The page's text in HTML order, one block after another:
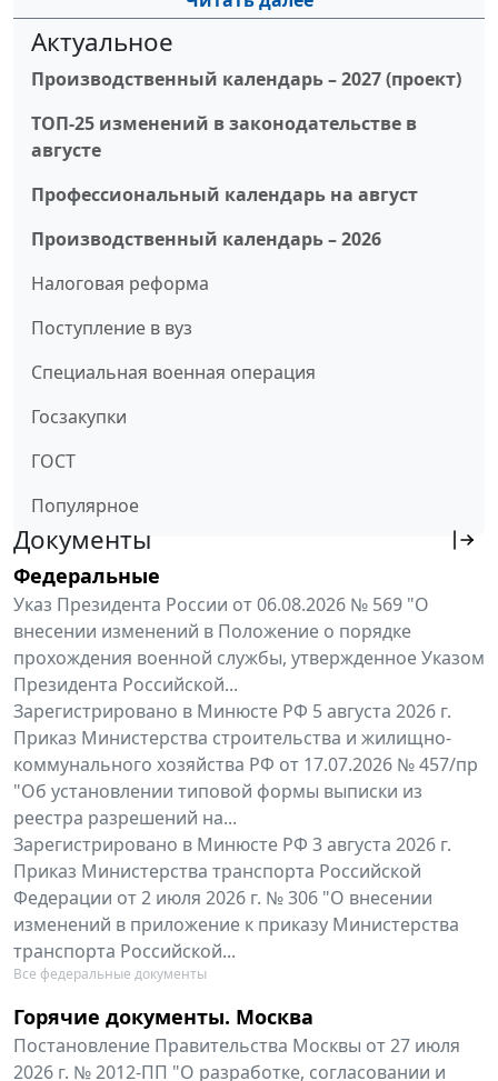
Актуальное
Производственный календарь – 2027 (проект)
ТОП-25 изменений в законодательстве в
августе
Профессиональный календарь на август
Производственный календарь – 2026
Налоговая реформа
Поступление в вуз
Специальная военная операция
Госзакупки
ГОСТ
Популярное
Документы
Федеральные
Указ Президента России от 06.08.2026 № 569 "О
внесении изменений в Положение о порядке
прохождения военной службы, утвержденное Указом
Президента Российской...
Зарегистрировано в Минюсте РФ 5 августа 2026 г.
Приказ Министерства строительства и жилищно-
коммунального хозяйства РФ от 17.07.2026 № 457/пр
"Об установлении типовой формы выписки из
реестра разрешений на...
Зарегистрировано в Минюсте РФ 3 августа 2026 г.
Приказ Министерства транспорта Российской
Федерации от 2 июля 2026 г. № 306 "О внесении
изменений в приложение к приказу Министерства
транспорта Российской...
Все федеральные документы
Горячие документы. Москва
Постановление Правительства Москвы от 27 июля
2026 г. № 2012-ПП "О разработке, согласовании и